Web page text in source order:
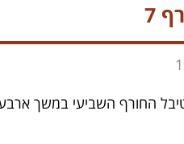
7
החורף השביעי במשך